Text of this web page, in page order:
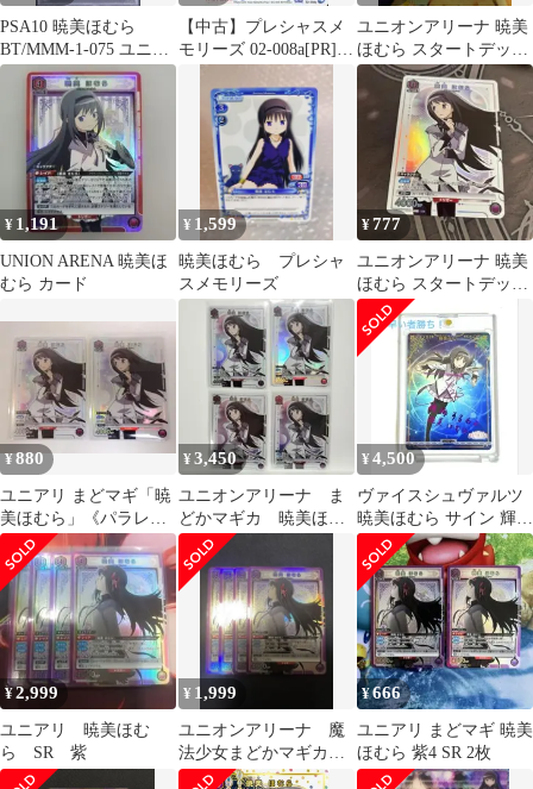
PSA10 暁美ほむら
BT/MMM-1-075 ユニオ
ンアリーナ
【中古】プレシャスメ
モリーズ 02-008a[PR]：
ユニオンアリーナ 暁美
ほむら スタートデッキ
パラレル プロモ
¥ 1,191
UNION ARENA 暁美ほ
むら カード
¥ 1,599
暁美ほむら プレシャ
スメモリーズ
¥777
ユニオンアリーナ 暁美
ほむら スタートデッキ
パラレル プロモ
¥880
ユニアリ まどマギ「暁
美ほむら」《パラレ
ル》R★（レア★）２
枚セット ST
¥3,450
ユニオンアリーナ ま
どかマギカ 暁美ほむ
ら R パラレル ４
枚
¥4,500
ヴァイスシュヴァルツ
暁美ほむら サイン 輝け
記憶の光たち/【BT】
¥2,999
ユニアリ 暁美ほむ
ら SR 紫
¥ 1,999
ユニオンアリーナ 魔
法少女まどかマギカ
暁美ほむら SR4枚
¥666
ユニアリ まどマギ 暁美
ほむら 紫4 SR 2枚